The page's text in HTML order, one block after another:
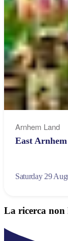
Arnhem Land
East
Saturday 29
La ricerca